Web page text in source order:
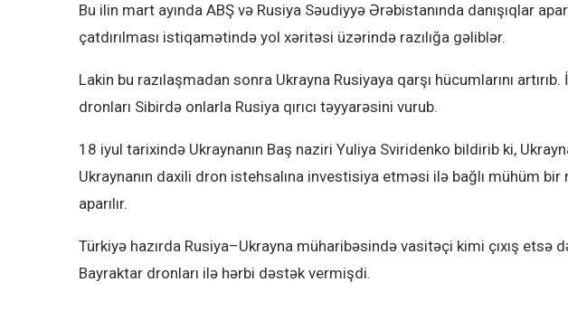
Bu ilin mart ayında ABŞ və Rusiya Səudiyyə Ərəbistanında danışıqlar
çatdırılması istiqamətində yol xəritəsi üzərində razılığa gəliblər.
Lakin bu razılaşmadan sonra Ukrayna Rusiyaya qarşı hücumlarını artırıb.
dronları Sibirdə onlarla Rusiya qırıcı təyyarəsini vurub.
18 iyul tarixində Ukraynanın Baş naziri Yuliya Sviridenko bildirib ki,
Ukraynanın daxili dron istehsalına investisiya etməsi ilə bağlı mühüm bir
aparılır.
Türkiyə hazırda Rusiya–Ukrayna müharibəsində vasitəçi kimi çıxış etsə
Bayraktar dronları ilə hərbi dəstək vermişdi.